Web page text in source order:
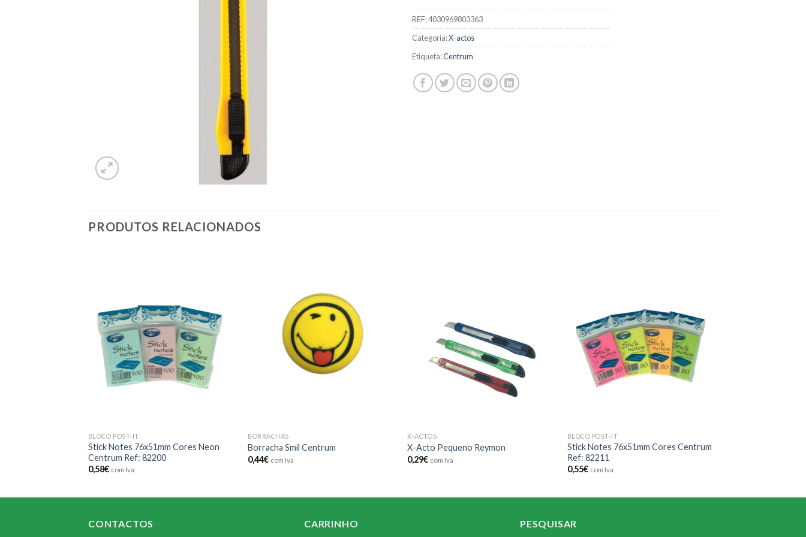
REF:4030969803363
Categoria:X-actos
Etiqueta:Centrum
PRODUTOS RELACIONADOS
wishlist
BLOCO POST-IT
Stick Notes 76x51mm Cores Neon
Centrum Ref: 82200
0,58€ com Iva
BORRACHAS
Borracha Smil Centrum
0,44€ com Iva
X-ACTOS
X-Acto Pequeno Reymon
0,29€ com Iva
BLOCO POST-IT
Stick Notes 76x51mm Cores Centrum
Ref: 82211
0,55€ com Iva
CONTACTOS CARRINHO PESQUISAR